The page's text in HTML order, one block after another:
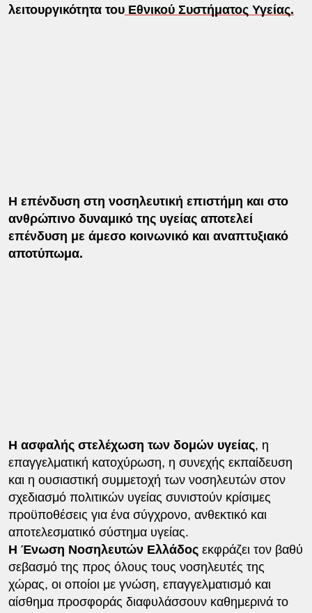
λειτουργικότητα τουΕθνικού Συστήματος Υγείας.
Η επένδυση στη νοσηλευτική επιστήμη και στο
ανθρώπινο δυναμικό της υγείας αποτελεί
επένδυση με άμεσο κοινωνικό και αναπτυξιακό
αποτύπωμα.
Η ασφαλής στελέχωση των δομών υγείας, η
επαγγελματική κατοχύρωση, η συνεχής εκπαίδευση
και η ουσιαστική συμμετοχή των νοσηλευτών στον
σχεδιασμό πολιτικών υγείας συνιστούν κρίσιμες
προϋποθέσεις για ένα σύγχρονο, ανθεκτικό και
αποτελεσματικό σύστημα υγείας.
Η Ένωση Νοσηλευτών Ελλάδοςεκφράζει τον βαθύ
σεβασμό της προς όλους τους νοσηλευτές της
χώρας, οι οποίοι με γνώση, επαγγελματισμό και
αίσθημα προσφοράς διαφυλάσσουν καθημερινά το